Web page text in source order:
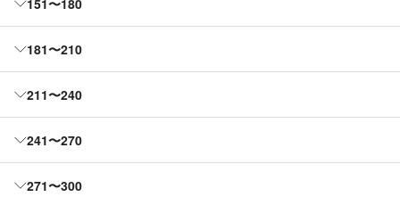
181〜210
211〜240
241〜270
271〜300